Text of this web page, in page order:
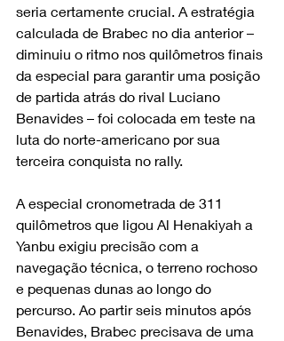
seria certamente crucial. A estratégia
calculada de Brabec no dia anterior –
diminuiu o ritmo nos quilômetros finais
da especial para garantir uma posição
de partida atrás do rival Luciano
Benavides – foi colocada em teste na
luta do norte-americano por sua
terceira conquista no rally.
A especial cronometrada de 311
quilômetros que ligou Al Henakiyah a
Yanbu exigiu precisão com a
navegação técnica, o terreno rochoso
e pequenas dunas ao longo do
percurso. Ao partir seis minutos após
Benavides, Brabec precisava de uma